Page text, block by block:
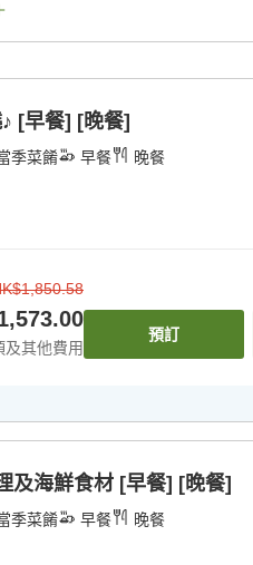
[早餐] [晚餐]
季菜餚 早餐
晚餐
及其他費用
預訂
及海鮮食材 [早餐] [晚餐]
季菜餚 早餐
晚餐